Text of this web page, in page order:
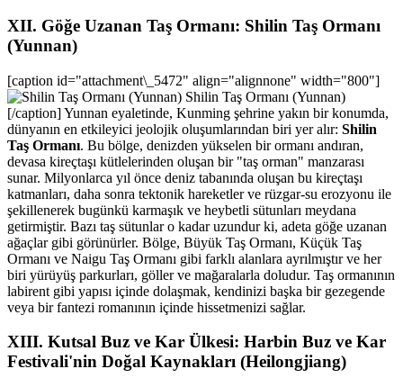
XII. Göğe Uzanan Taş Ormanı: Shilin Taş Ormanı
(Yunnan)
[caption id="attachment\_5472" align="alignnone" width="800"]
Shilin Taş Ormanı (Yunnan)
[/caption] Yunnan eyaletinde, Kunming şehrine yakın bir konumda,
dünyanın en etkileyici jeolojik oluşumlarından biri yer alır: Shilin
Taş Ormanı. Bu bölge, denizden yükselen bir ormanı andıran,
devasa kireçtaşı kütlelerinden oluşan bir "taş orman" manzarası
sunar. Milyonlarca yıl önce deniz tabanında oluşan bu kireçtaşı
katmanları, daha sonra tektonik hareketler ve rüzgar-su erozyonu ile
şekillenerek bugünkü karmaşık ve heybetli sütunları meydana
getirmiştir. Bazı taş sütunlar o kadar uzundur ki, adeta göğe uzanan
ağaçlar gibi görünürler. Bölge, Büyük Taş Ormanı, Küçük Taş
Ormanı ve Naigu Taş Ormanı gibi farklı alanlara ayrılmıştır ve her
biri yürüyüş parkurları, göller ve mağaralarla doludur. Taş ormanının
labirent gibi yapısı içinde dolaşmak, kendinizi başka bir gezegende
veya bir fantezi romanının içinde hissetmenizi sağlar.
XIII. Kutsal Buz ve Kar Ülkesi: Harbin Buz ve Kar
Festivali'nin Doğal Kaynakları (Heilongjiang)